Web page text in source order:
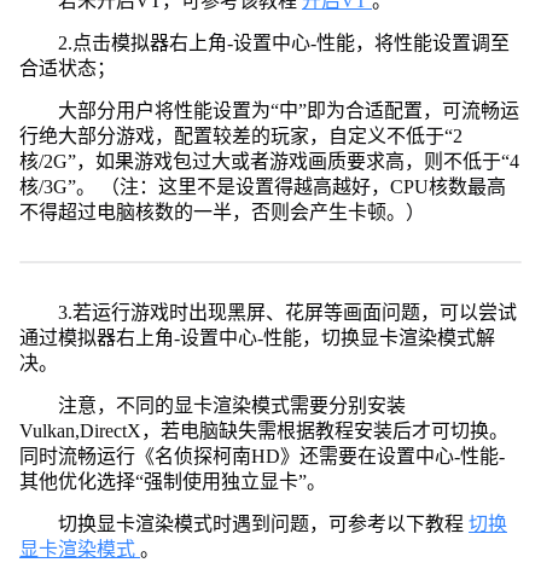
2.点击模拟器右上角-设置中心-性能，将性能设置调至
合适状态；
大部分用户将性能设置为“中”即为合适配置，可流畅运
行绝大部分游戏，配置较差的玩家，自定义不低于“2
核/2G”，如果游戏包过大或者游戏画质要求高，则不低于“4
核/3G”。 （注：这里不是设置得越高越好，CPU核数最高
不得超过电脑核数的一半，否则会产生卡顿。）
3.若运行游戏时出现黑屏、花屏等画面问题，可以尝试
通过模拟器右上角-设置中心-性能，切换显卡渲染模式解
决。
注意，不同的显卡渲染模式需要分别安装
Vulkan,DirectX，若电脑缺失需根据教程安装后才可切换。
同时流畅运行《名侦探柯南HD》还需要在设置中心-性能-
其他优化选择“强制使用独立显卡”。
切换显卡渲染模式时遇到问题，可参考以下教程 切换
显卡渲染模式 。